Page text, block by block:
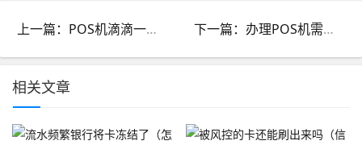
上一篇：POS机滴滴一直叫报警（解决POS机一直滴滴的办法） 下一篇：办理POS机需要什么证件（办理POS机指南）
相关文章